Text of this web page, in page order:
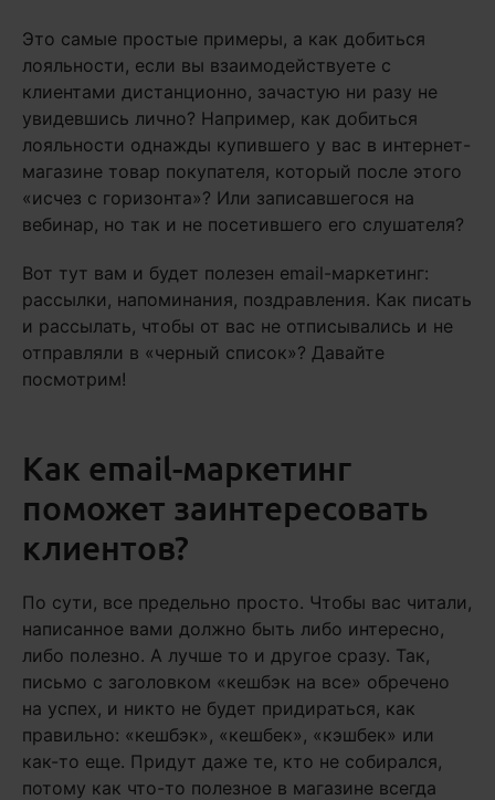
Это самые простые примеры, а как добиться
лояльности, если вы взаимодействуете с
клиентами дистанционно, зачастую ни разу не
увидевшись лично? Например, как добиться
лояльности однажды купившего у вас в интернет-
магазине товар покупателя, который после этого
«исчез с горизонта»? Или записавшегося на
вебинар, но так и не посетившего его слушателя?
Вот тут вам и будет полезен email-маркетинг:
рассылки, напоминания, поздравления. Как писать
и рассылать, чтобы от вас не отписывались и не
отправляли в «черный список»? Давайте
посмотрим!
Как email-маркетинг
поможет заинтересовать
клиентов?
По сути, все предельно просто. Чтобы вас читали,
написанное вами должно быть либо интересно,
либо полезно. А лучше то и другое сразу. Так,
письмо с заголовком «кешбэк на все» обречено
на успех, и никто не будет придираться, как
правильно: «кешбэк», «кешбек», «кэшбек» или
как-то еще. Придут даже те, кто не собирался,
потому как что-то полезное в магазине всегда